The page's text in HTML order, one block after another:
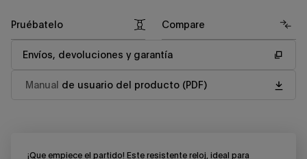
Pruébatelo Compare
Envíos, devoluciones y garantía
Manual de usuario del producto (PDF)
¡Que empiece el partido! Este resistente reloj, ideal para